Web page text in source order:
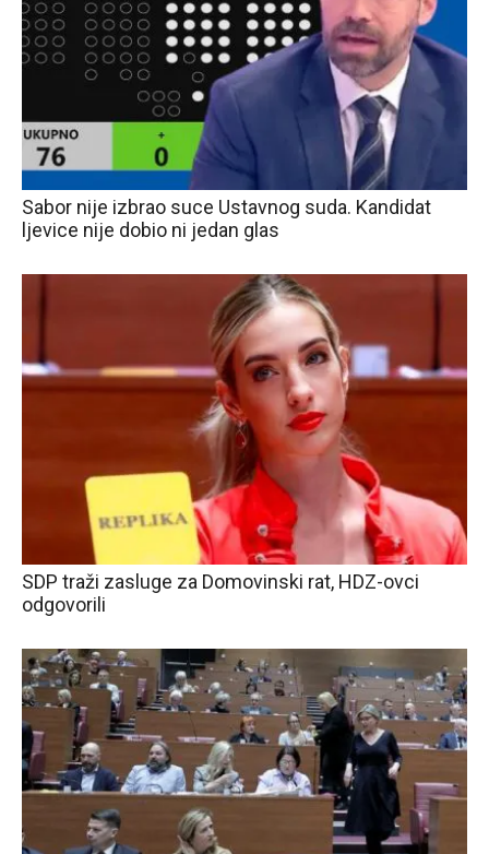
Sabor nije izbrao suce Ustavnog suda. Kandidat
ljevice nije dobio ni jedan glas
SDP traži zasluge za Domovinski rat, HDZ-ovci
odgovorili